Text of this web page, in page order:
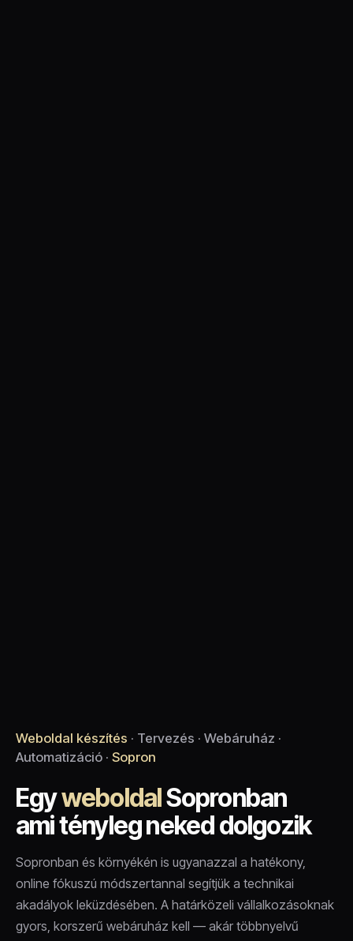
Weboldal készítés · Tervezés · Webáruház ·
Automatizáció · Sopron
EgyweboldalSopronban
ami tényleg neked dolgozik
Sopronban és környékén is ugyanazzal a hatékony,
online fókuszú módszertannal segítjük a technikai
akadályok leküzdésében. A határközeli vállalkozásoknak
gyors, korszerű webáruház kell — akár többnyelvű